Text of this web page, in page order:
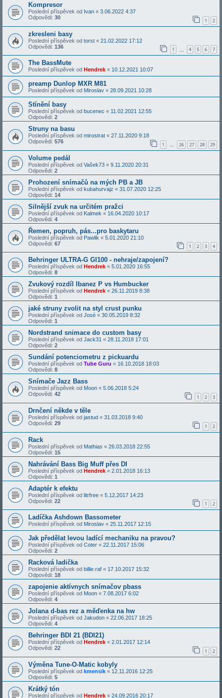
Kompresor
Poslední příspěvek od Ivan « 3.06.2022 4:37
Odpovědi: 30 1 2
zkresleni basy
Poslední příspěvek od torst « 21.02.2022 17:12
Odpovědi: 136 1 4 5 6 7
The BassMute
Poslední příspěvek od Hendrek « 10.12.2021 10:07
preamp Dunlop MXR M81
Poslední příspěvek od Miroslav « 28.09.2021 10:28
Stínění basy
Poslední příspěvek od bucenec « 11.02.2021 12:55
Odpovědi: 2
Struny na basu
Poslední příspěvek od mirostrat « 27.11.2020 9:18
Odpovědi: 576 1 … 26 27 28 29
Volume pedál
Poslední příspěvek od Vašek73 « 9.11.2020 20:31
Odpovědi: 2
Prohození snímačů na mých PB a JB
Poslední příspěvek od kubahurvajz « 31.07.2020 12:25
Odpovědi: 14
Silnější zvuk na určitém pražci
Poslední příspěvek od Kalmek « 16.04.2020 10:17
Odpovědi: 4
Řemen, popruh, pás...pro baskytaru
Poslední příspěvek od Pawlik « 5.01.2020 21:10
Odpovědi: 67 1 2 3 4
Behringer ULTRA-G GI100 - nehraje/zapojení?
Poslední příspěvek od Hendrek « 5.01.2020 16:55
Odpovědi: 8
Zvukový rozdíl Ibanez P vs Humbucker
Poslední příspěvek od Hendrek « 26.11.2019 8:38
Odpovědi: 1
jaké struny zvolit na styl crust punku
Poslední příspěvek od José « 30.05.2019 8:32
Odpovědi: 1
Nordstrand snimace do custom basy
Poslední příspěvek od Jack31 « 28.11.2018 17:01
Odpovědi: 2
Sundání potenciometru z pickuardu
Poslední příspěvek od Tube Guru « 16.10.2018 18:03
Odpovědi: 8
Snímače Jazz Bass
Poslední příspěvek od Moon « 5.06.2018 5:24
Odpovědi: 42 1 2 3
Drnčení někde v těle
Poslední příspěvek od jastud « 31.03.2018 9:40
Odpovědi: 29 1 2
Rack
Poslední příspěvek od Mathias « 26.03.2018 22:55
Odpovědi: 15
Nahrávání Bass Big Muff přes DI
Poslední příspěvek od Hendrek « 2.01.2018 16:13
Odpovědi: 1
Adaptér k efektu
Poslední příspěvek od litrfree « 5.12.2017 14:23
Odpovědi: 22 1 2
Ladíčka Ashdown Bassometer
Poslední příspěvek od Miroslav « 25.11.2017 12:15
Jak předělat levou ladící mechaniku na pravou?
Poslední příspěvek od Coter « 22.11.2017 15:06
Odpovědi: 2
Racková ladička
Poslední příspěvek od billie.raf « 17.10.2017 15:32
Odpovědi: 18
zapojenie aktívnych snímačov pbass
Poslední příspěvek od Moon « 7.08.2017 6:02
Odpovědi: 4
Jolana d-bas rez a měďenka na hw
Poslední příspěvek od Jakudon « 22.06.2017 18:25
Odpovědi: 4
Behringer BDI 21 (BDI21)
Poslední příspěvek od Hendrek « 2.01.2017 12:14
Odpovědi: 22 1 2
Výměna Tune-O-Matic kobyly
Poslední příspěvek od kmensik « 12.11.2016 12:25
Odpovědi: 5
Krátký tón
Poslední příspěvek od Hendrek « 24.09.2016 20:17